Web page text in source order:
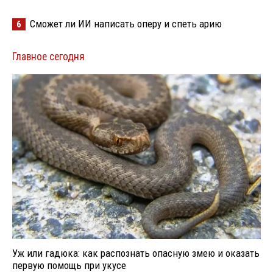
6 Сможет ли ИИ написать оперу и спеть арию
Главное сегодня
Уж или гадюка: как распознать опасную змею и оказать
первую помощь при укусе